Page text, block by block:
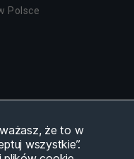
Polsce
że to w
wszystkie”.